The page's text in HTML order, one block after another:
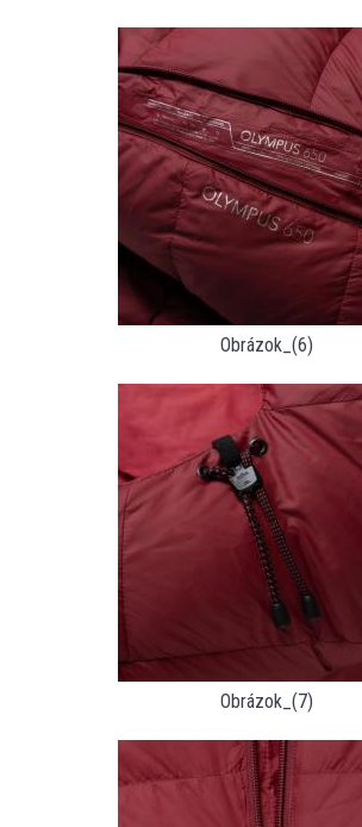
Obrázok_(6)
Obrázok_(7)